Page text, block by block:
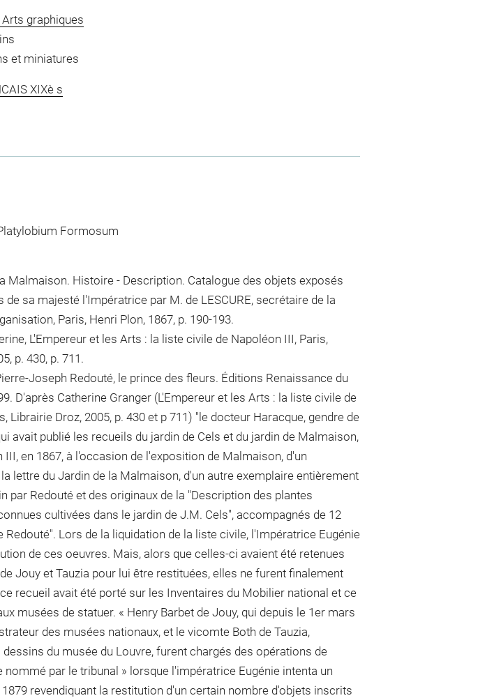
graphiques
et miniatures
XIXè s
Formosum
Malmaison. Histoire - Description. Catalogue des objets exposés
de sa majesté l'Impératrice par M. de LESCURE, secrétaire de la
Paris, Henri Plon, 1867, p. 190-193.
L'Empereur et les Arts : la liste civile de Napoléon III, Paris,
p. 430, p. 711.
Joseph Redouté, le prince des fleurs. Éditions Renaissance du
D'après Catherine Granger (L'Empereur et les Arts : la liste civile de
Librairie Droz, 2005, p. 430 et p 711) "le docteur Haracque, gendre de
avait publié les recueils du jardin de Cels et du jardin de Malmaison,
III, en 1867, à l'occasion de l'exposition de Malmaison, d'un
lettre du Jardin de la Malmaison, d'un autre exemplaire entièrement
par Redouté et des originaux de la "Description des plantes
cultivées dans le jardin de J.M. Cels", accompagnés de 12
Redouté". Lors de la liquidation de la liste civile, l'Impératrice Eugénie
de ces oeuvres. Mais, alors que celles-ci avaient été retenues
Jouy et Tauzia pour lui être restituées, elles ne furent finalement
recueil avait été porté sur les Inventaires du Mobilier national et ce
musées de statuer. « Henry Barbet de Jouy, qui depuis le 1er mars
des musées nationaux, et le vicomte Both de Tauzia,
du musée du Louvre, furent chargés des opérations de
nommé par le tribunal » lorsque l'impératrice Eugénie intenta un
revendiquant la restitution d'un certain nombre d'objets inscrits